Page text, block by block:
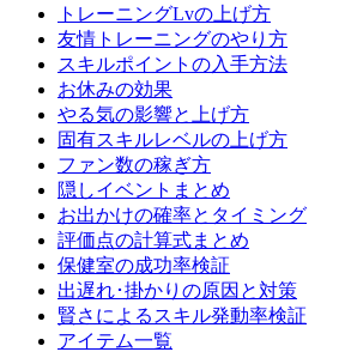
トレーニングLvの上げ方
友情トレーニングのやり方
スキルポイントの入手方法
お休みの効果
やる気の影響と上げ方
固有スキルレベルの上げ方
ファン数の稼ぎ方
隠しイベントまとめ
お出かけの確率とタイミング
評価点の計算式まとめ
保健室の成功率検証
出遅れ･掛かりの原因と対策
賢さによるスキル発動率検証
アイテム一覧